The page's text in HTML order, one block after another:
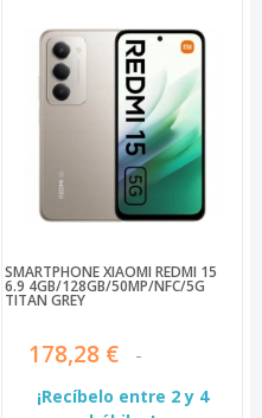
SMARTPHONE XIAOMI REDMI 15
6.9 4GB/128GB/50MP/NFC/5G
TITAN GREY
178,28 €
¡Recíbelo entre 2 y 4